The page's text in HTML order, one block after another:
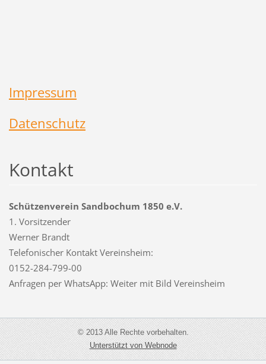
Impressum
Datenschutz
Kontakt
Schützenverein Sandbochum 1850 e.V.
1. Vorsitzender
Werner Brandt
Telefonischer Kontakt Vereinsheim:
0152-284-799-00
Anfragen per WhatsApp: Weiter mit Bild Vereinsheim
© 2013 Alle Rechte vorbehalten.
Unterstützt von Webnode